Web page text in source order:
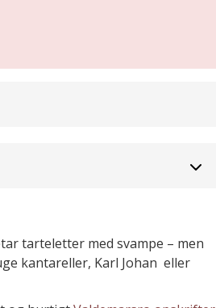
tarteletter med svampe – men
kantareller, Karl Johan eller